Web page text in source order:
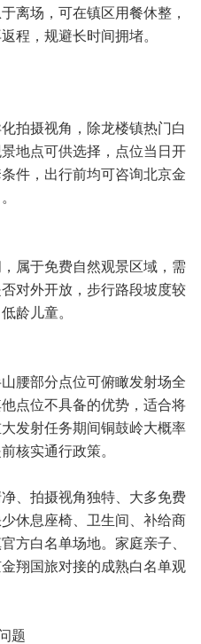
离场，可在镇区用餐休整，
程，规避长时间拥堵。
拍摄视角，除龙楼镇热门白
地点可供选择，点位当日开
件，出行前均可咨询北京金
属于免费自然观景区域，需
对外开放，步行路段坡度较
龄儿童。
腰部分点位可俯瞰发射场全
点位不具备的优势，适合将
发射任务期间铜鼓岭大概率
核实通行政策。
、拍摄视角独特、大多免费
休息座椅、卫生间、补给商
方白名单场地。家庭亲子、
翔国旅对接的成熟白名单观
题